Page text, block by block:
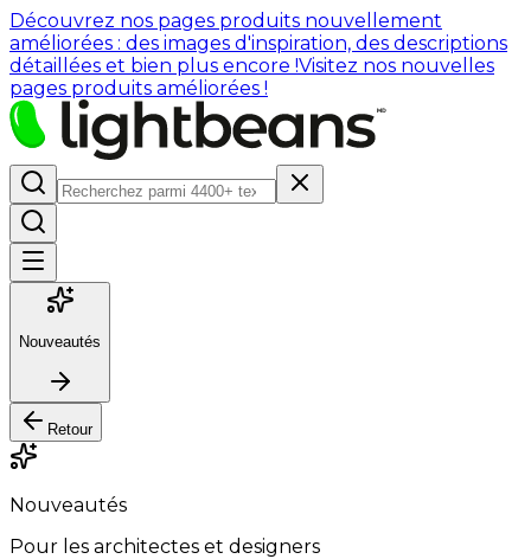
Découvrez nos pages produits nouvellement
améliorées : des images d'inspiration, des descriptions
détaillées et bien plus encore !Visitez nos nouvelles
pages produits améliorées !
Nouveautés
Retour
Nouveautés
Pour les architectes et designers